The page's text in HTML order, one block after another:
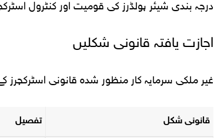
درجہ بندی شیئر ہولڈرز کی قومیت اور کنٹرول
اجازت یافتہ قانونی شکلیں
غیر ملکی سرمایہ کار منظور شدہ قانونی اسٹرکچرز
قانونی شکل تفصیل